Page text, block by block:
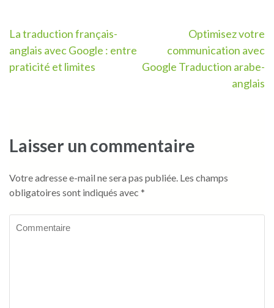
Navigation
de
La traduction français-
anglais avec Google : entre
praticité et limites
Optimisez votre
communication avec
Google Traduction arabe-
anglais
Laisser un commentaire
Votre adresse e-mail ne sera pas publiée. Les champs
obligatoires sont indiqués avec *